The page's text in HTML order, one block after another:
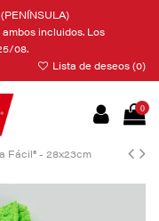
(PENÍNSULA)
incluidos. Los
08.
Lista de deseos (0)
0
Fácil® - 28x23cm